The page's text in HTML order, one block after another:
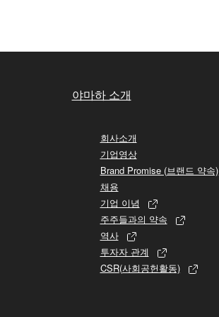
야마하 소개
회사소개
기업영상
Brand Promise (브랜드 약속)
채용
기업 이념
주주들과의 약속
역사
투자자 관계
CSR(사회공헌활동)